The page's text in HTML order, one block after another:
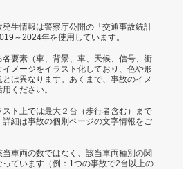
発生情報は警察庁公開の「交通事故統計
～2024年を使用しています。
各要素（車、背景、車、天候、信号、衝
メージをイラスト化しており、色や形
は異なります。あくまで、事故のイメ
ください。
スト上では最大２台（歩行者含む）まで
細は事故の個別ページの文字情報をご
当車両の数ではなく、該当車両種別の関
ています（例：1つの事故で2台以上の